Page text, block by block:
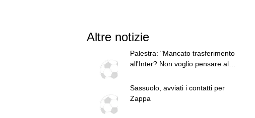
Altre notizie
Palestra: "Mancato trasferimento
all'Inter? Non voglio pensare al
Sassuolo, avviati i contatti per
Zappa